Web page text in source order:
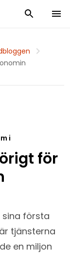
Visa och dölj
Visa
för
sina första
tjänsterna
en miljon